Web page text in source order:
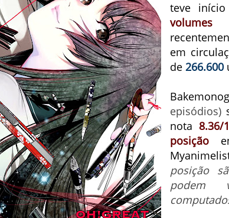
teve
volumes
em
de 266.600
episódios)
nota 8.36/
posição
posição
podem